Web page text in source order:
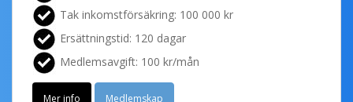
Tak inkomstförsäkring: 100 000 kr
Ersättningstid: 120 dagar
Medlemsavgift: 100 kr/mån
Mer info Medlemskap